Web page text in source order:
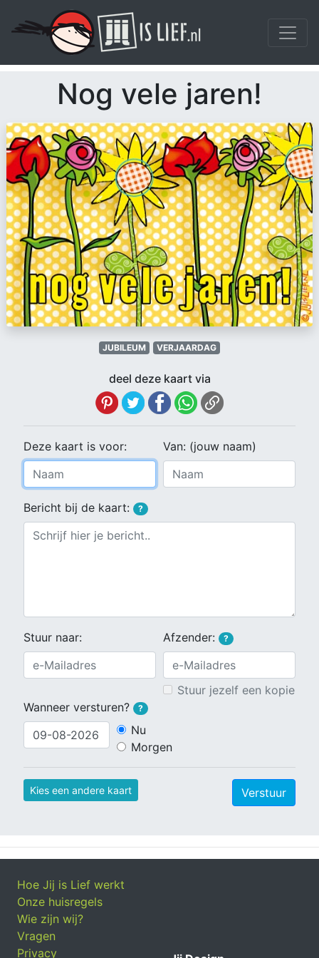
Nog vele jaren!
JUBILEUM VERJAARDAG
deel deze kaart via
Deze kaart is voor: Van: (jouw naam)
Bericht bij de kaart: ?
Stuur naar: Afzender: ?
Stuur jezelf een kopie
Wanneer versturen?
?
Nu
Morgen
Kies een andere kaart Verstuur
Hoe Jij is Lief werkt
Onze huisregels
Wie zijn wij?
Vragen
Privacy